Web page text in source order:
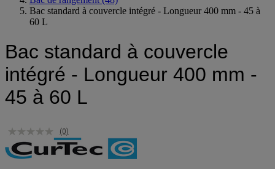
Bac standard à couvercle intégré - Longueur 400 mm - 45 à
60 L
Bac standard à couvercle
intégré - Longueur 400 mm -
45 à 60 L
(0)